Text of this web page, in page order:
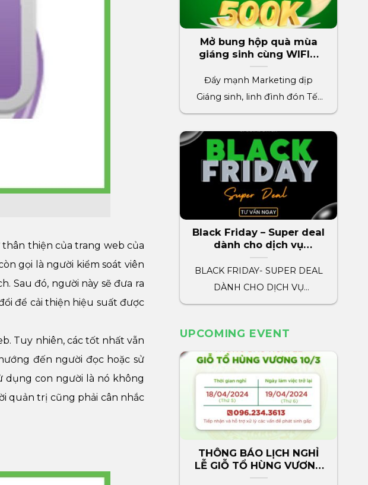
thiện của trang web của
gọi là người kiểm soát viên
Sau đó, người này sẽ đưa ra
để cải thiện hiệu suất được
Tuy nhiên, các tốt nhất vẫn
đến người đọc hoặc sử
dụng con người là nó không
quản trị cũng phải cân nhắc
Mở bung hộp quà mùa
giáng sinh cùng WIFIM
phần quà trị giá 500k
Đẩy mạnh Marketing dịp
Giáng sinh, linh đình đón Tết
2024 cùng WIFIM. Thúc đẩy[...]
Black Friday – Super deal
dành cho dịch vụ
marketing wifim
BLACK FRIDAY- SUPER DEAL
DÀNH CHO DỊCH VỤ
MARKETING WIFIM WIFIM
UPCOMING EVENT
THÔNG BÁO LỊCH NGHỈ
LỄ GIỖ TỔ HÙNG VƯƠNG
2024